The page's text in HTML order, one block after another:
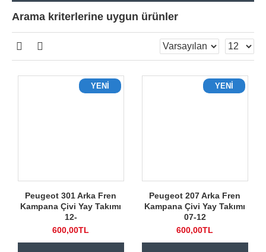
Arama kriterlerine uygun ürünler
YENI
Peugeot 301 Arka Fren
Kampana Çivi Yay Takımı
12-
600,00TL
YENI
Peugeot 207 Arka Fren
Kampana Çivi Yay Takımı
07-12
600,00TL